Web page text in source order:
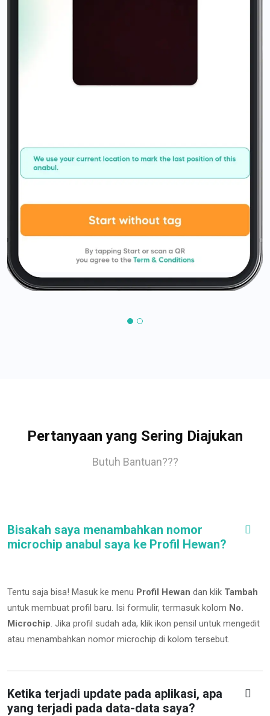
Pertanyaan yang Sering Diajukan
Butuh Bantuan???
Bisakah saya menambahkan nomor
microchip anabul saya ke Profil Hewan?
Tentu saja bisa! Masuk ke menu Profil Hewan dan klik Tambah
untuk membuat profil baru. Isi formulir, termasuk kolom No.
Microchip. Jika profil sudah ada, klik ikon pensil untuk mengedit
atau menambahkan nomor microchip di kolom tersebut.
Ketika terjadi update pada aplikasi, apa
yang terjadi pada data-data saya?